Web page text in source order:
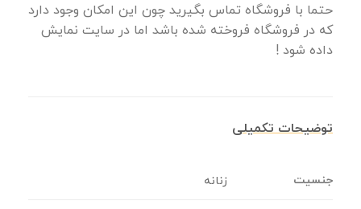
حتما با فروشگاه تماس بگیرید چون این امکان وجود دارد
که در فروشگاه فروخته شده باشد اما در سایت نمایش
داده شود !
توضیحات تکمیلی
جنسیت زنانه